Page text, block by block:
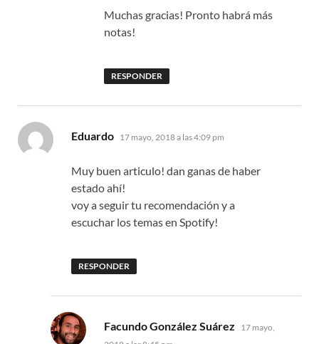
Muchas gracias! Pronto habrá más
notas!
RESPONDER
Eduardo dice:
17 mayo, 2018 a las 4:09 pm
Muy buen articulo! dan ganas de haber
estado ahí!
voy a seguir tu recomendación y a
escuchar los temas en Spotify!
RESPONDER
Facundo González Suárez dice:
17 mayo,